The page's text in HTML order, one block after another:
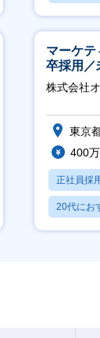
休日120
マーケテ
卒採用／
ーケティ
実】
株式会社
東京
400
正社員採
20代にお
休日120